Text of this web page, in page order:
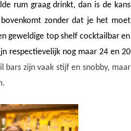
rum graag drinkt, dan is de kans
zonder dat je het moet
geweldige top shelf cocktailbar en
respectievelijk nog maar 24 en 20
bars zijn vaak stijf en snobby, maar